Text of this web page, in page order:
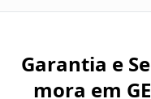
Garantia e
mora em